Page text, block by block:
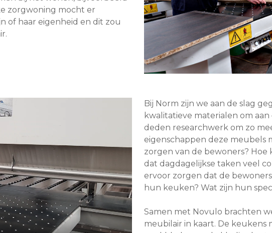
zorgwoning mocht er
of haar eigenheid en dit zou
Bij Norm zijn we aan de slag
kwalitatieve materialen om
deden researchwerk om zo
eigenschappen deze meubels
zorgen van de bewoners? Hoe
dat dagdagelijkse taken veel
ervoor zorgen dat de
hun keuken? Wat zijn hun
Samen met Novulo brachten
meubilair in kaart. De